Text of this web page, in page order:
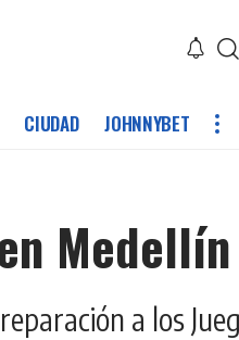
CIUDAD JOHNNYBET
Medellín
a los